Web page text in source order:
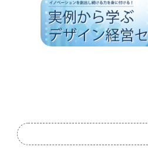
ビジネスマッチングはこち